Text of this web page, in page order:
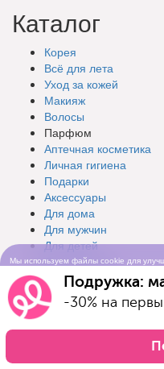
Каталог
Корея
Всё для лета
Уход за кожей
Макияж
Волосы
Парфюм
Аптечная косметика
Личная гигиена
Подарки
Аксессуары
Для дома
Для мужчин
Для детей
Для животных
Товары для взрослых
Мерч Подружка
Бренды
Разделы
Мы используем файлы cookie для
использования cookie-файлов
Подружка:
-30% на